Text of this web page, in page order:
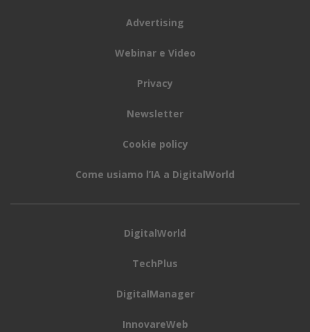
Advertising
Webinar e Video
Privacy
Newsletter
Cookie policy
Come usiamo l’IA a DigitalWorld
DigitalWorld
TechPlus
DigitalManager
InnovareWeb